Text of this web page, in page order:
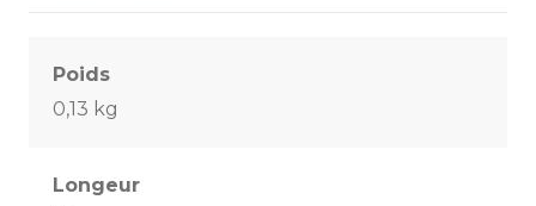
Poids
0,13 kg
Longeur